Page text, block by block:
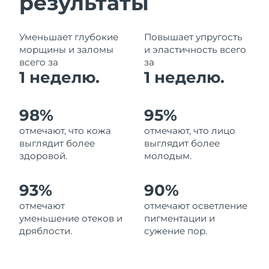
Уменьшает глубокие
морщины и заломы
всего за
1 неделю.
Повышает упругость
и эластичность всего
за
1 неделю.
98%
отмечают, что кожа
выглядит более
здоровой.
95%
отмечают, что лицо
выглядит более
молодым.
93%
отмечают
уменьшение отеков и
дряблости.
90%
отмечают осветление
пигментации и
сужение пор.
Ливан
Ожидаемая дата доставки
Литва
Ожидаемая дата доставки
08.08.26
Люксембург
Ожидаемая дата доставки
Макао (САР)
Ожидаемая дата доставки
10.08.26
Малайзия
Ожидаемая дата доставки
Мальта
Ожидаемая дата доставки
Мексика
Ожидаемая дата доставки